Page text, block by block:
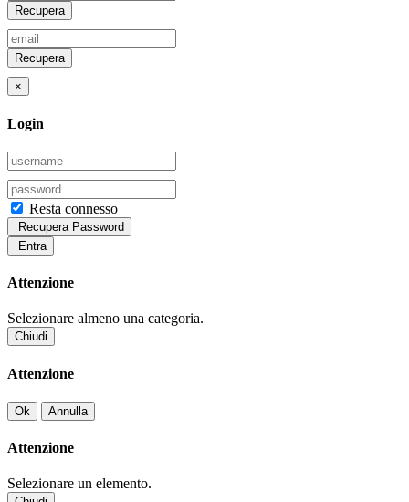
Recupera
Recupera
×
Login
Resta connesso
Recupera Password
Entra
Attenzione
Selezionare almeno una categoria.
Chiudi
Attenzione
Ok Annulla
Attenzione
Selezionare un elemento.